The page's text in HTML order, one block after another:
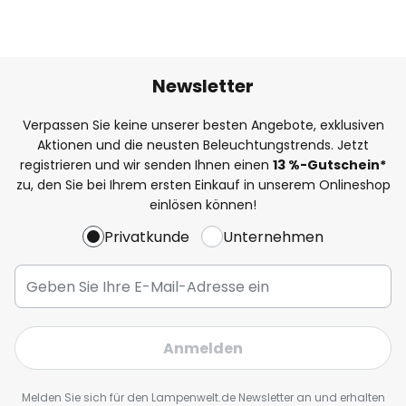
Newsletter
Verpassen Sie keine unserer besten Angebote, exklusiven
Aktionen und die neusten Beleuchtungstrends. Jetzt
registrieren und wir senden Ihnen einen 13 %-Gutschein*
zu, den Sie bei Ihrem ersten Einkauf in unserem Onlineshop
einlösen können!
Privatkunde Unternehmen
Anmelden
Melden Sie sich für den Lampenwelt.de Newsletter an und erhalten